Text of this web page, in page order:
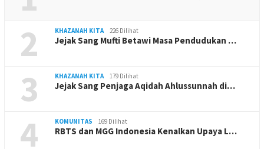
2 KHAZANAH KITA 226 Dilihat
Jejak Sang Mufti Betawi Masa Pendudukan …
3 KHAZANAH KITA 179 Dilihat
Jejak Sang Penjaga Aqidah Ahlussunnah di…
4 KOMUNITAS 169 Dilihat
RBTS dan MGG Indonesia Kenalkan Upaya L…